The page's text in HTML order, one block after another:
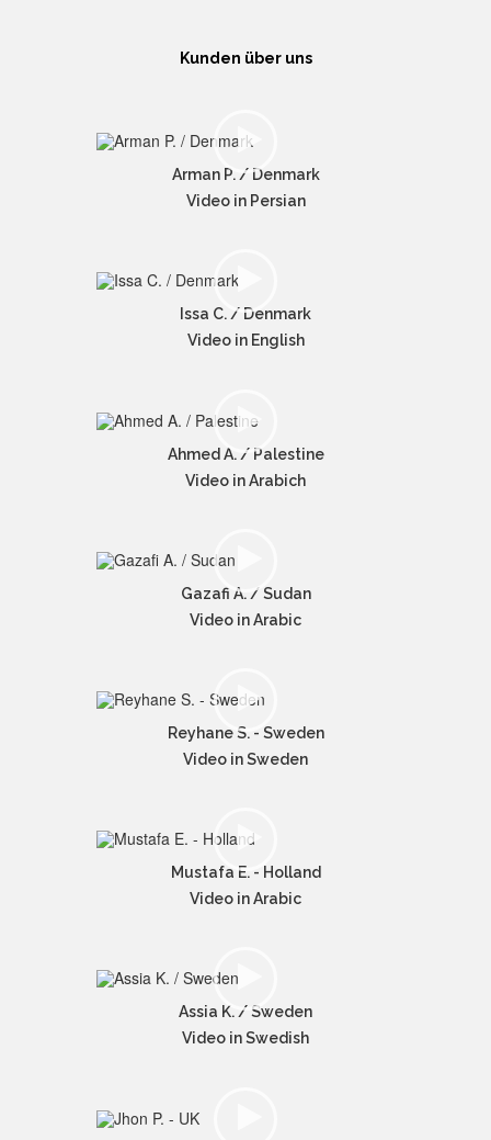
Kunden über uns
Arman P. / Denmark
Video in Persian
Issa C. / Denmark
Video in English
Ahmed A. / Palestine
Video in Arabich
Gazafi A. / Sudan
Video in Arabic
Reyhane S. - Sweden
Video in Sweden
Mustafa E. - Holland
Video in Arabic
Assia K. / Sweden
Video in Swedish